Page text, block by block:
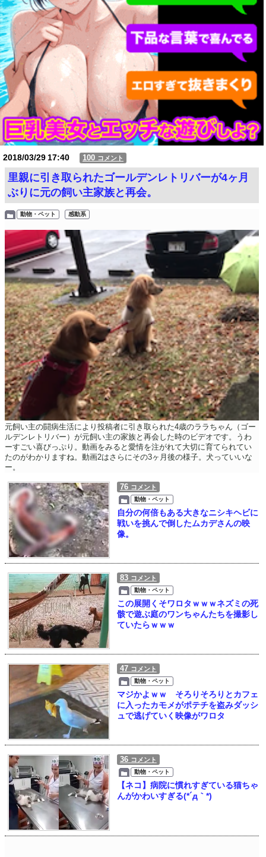
2018/03/2917:40 100 コメント
里親に引き取られたゴールデンレトリバーが4ヶ月
ぶりに元の飼い主家族と再会。
動物・ペット 感動系
元飼い主の闘病生活により投稿者に引き取られた4歳のララちゃん（ゴー
ルデンレトリバー）が元飼い主の家族と再会した時のビデオです。うわ
ーすごい喜びっぷり。動画をみると愛情を注がれて大切に育てられてい
たのがわかりますね。動画2はさらにその3ヶ月後の様子。犬っていいな
ー。
76 コメント
動物・ペット
自分の何倍もある大きなニシキヘビに
戦いを挑んで倒したムカデさんの映
像。
83 コメント
動物・ペット
この展開くそワロタｗｗｗネズミの死
骸で遊ぶ庭のワンちゃんたちを撮影し
ていたらｗｗｗ
47 コメント
動物・ペット
マジかよｗｗ そろりそろりとカフェ
に入ったカモメがポテチを盗みダッシ
ュで逃げていく映像がワロタ
36 コメント
動物・ペット
【ネコ】病院に慣れすぎている猫ちゃ
んがかわいすぎる(*´д｀*)